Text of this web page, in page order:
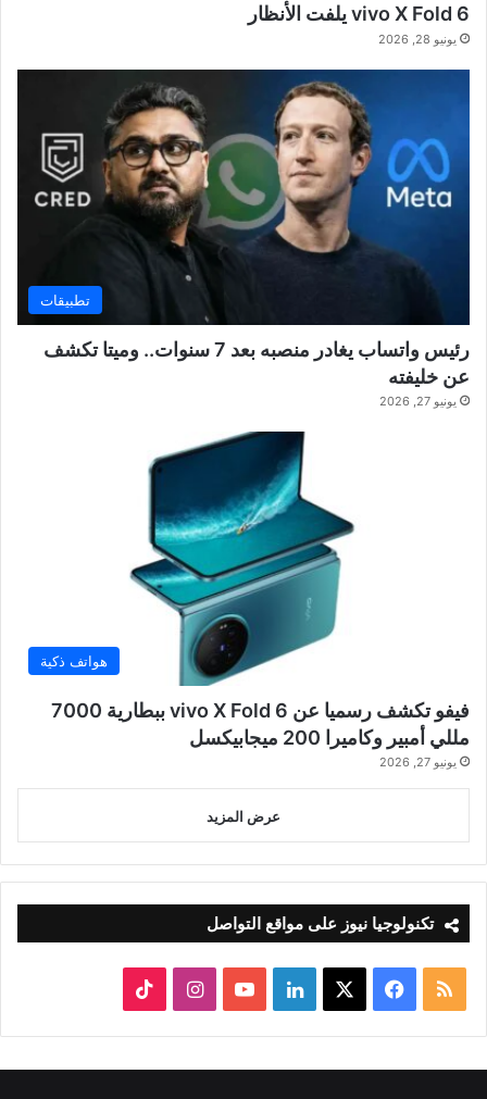
vivo X Fold 6 يلفت الأنظار
يونيو 28, 2026
تطبيقات
رئيس واتساب يغادر منصبه بعد 7 سنوات.. وميتا تكشف
عن خليفته
يونيو 27, 2026
هواتف ذكية
فيفو تكشف رسميا عن vivo X Fold 6 ببطارية 7000
مللي أمبير وكاميرا 200 ميجابيكسل
يونيو 27, 2026
عرض المزيد
تكنولوجيا نيوز على مواقع التواصل
ملخص
الموقع
RSS
فيسبوك لينكدإن‫YouTubeانستقرام